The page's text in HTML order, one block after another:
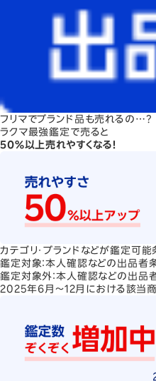
フリマでブランド品も売れるの…？
ラクマ最強鑑定で売ると
50%以上売れやすくなる！
カテゴリ・ブランドなどが鑑定可
鑑定対象：本人確認などの出品者
鑑定対象外：本人確認などの出品
2025年6月～12月における該当